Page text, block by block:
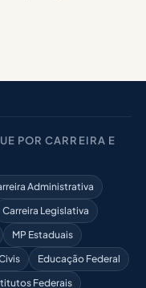
POR CARREIRA E
Administrativa
Carreira Legislativa
MP Estaduais
Educação Federal
Federais